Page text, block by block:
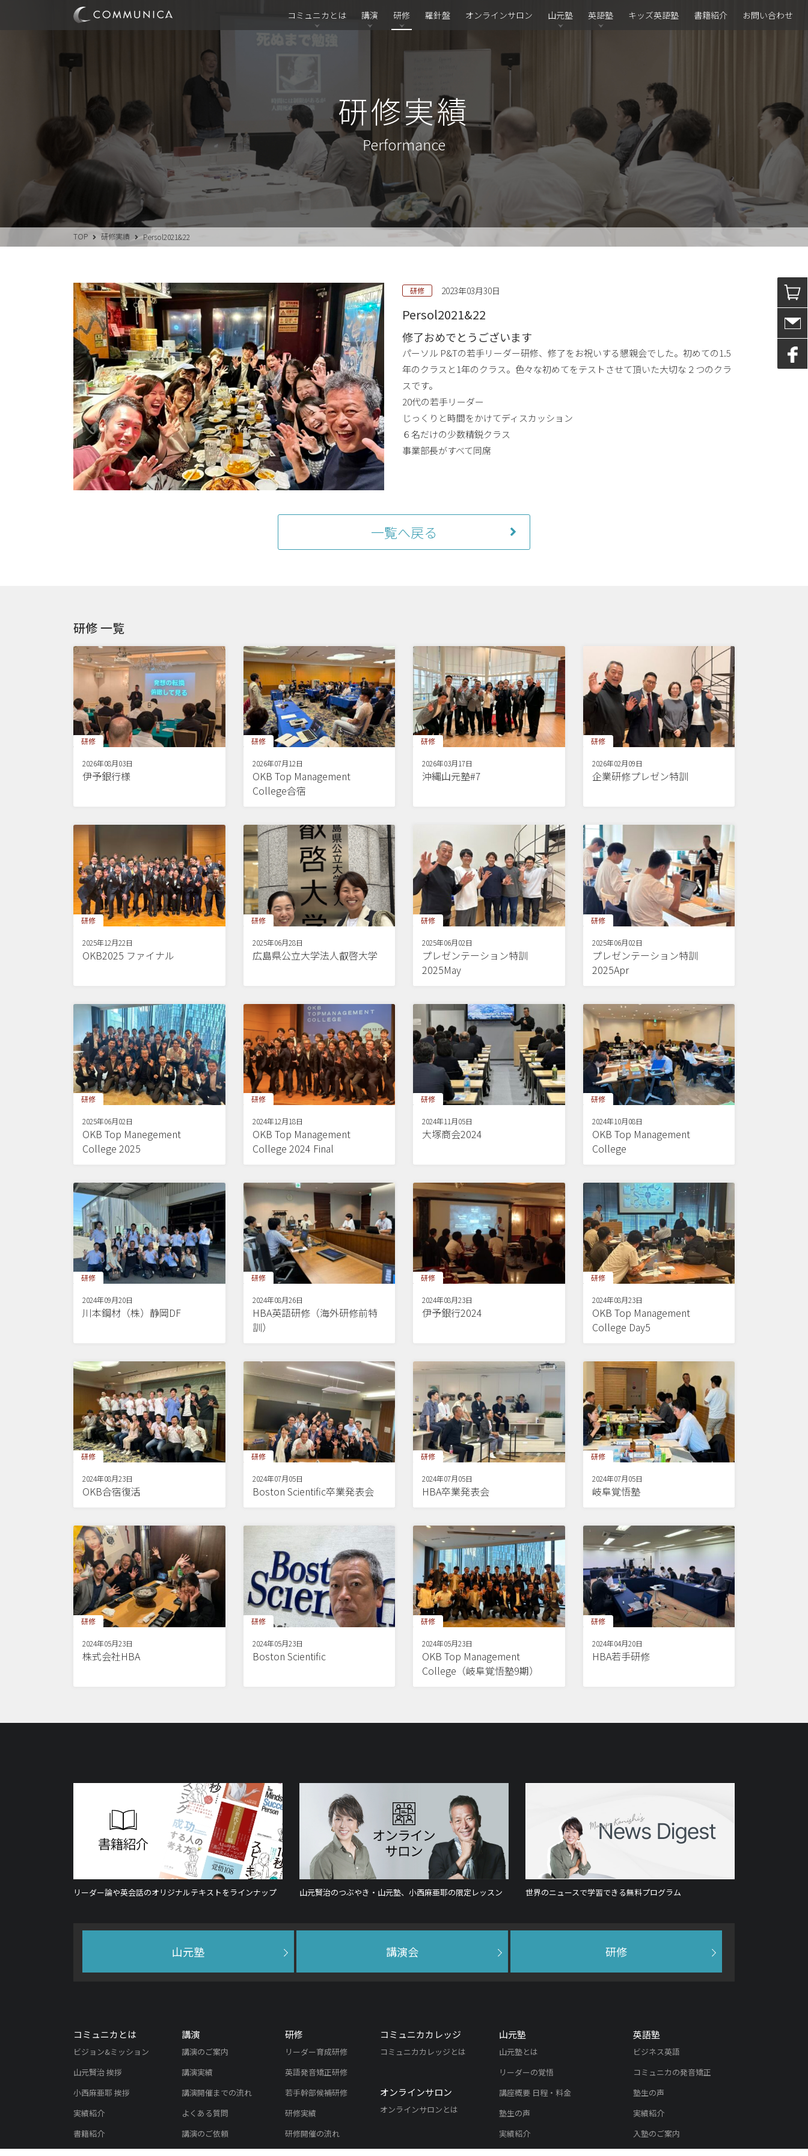
コミュニカとは 講演 研修 羅針盤 オンラインサロン 山元塾 英語塾 キッズ英語塾 書籍紹介 お問い合わせ
研修実績
Performance
TOP 研修実績 Persol2021&22
研修 2023年03月30日
Persol2021&22
修了おめでとうございます
パーソル P&Tの若手リーダー研修、修了をお祝いする懇親会でした。初めての1.5
年のクラスと1年のクラス。色々な初めてをテストさせて頂いた大切な２つのクラ
スです。
20代の若手リーダー
じっくりと時間をかけてディスカッション
６名だけの少数精鋭クラス
事業部長がすべて同席
一覧へ戻る
研修 一覧
研修
2026年08月03日
伊予銀行様
研修
2026年07月12日
OKB Top Management
College合宿
研修
2026年03月17日
沖縄山元塾#7
研修
2026年02月09日
企業研修プレゼン特訓
研修
2025年12月22日
OKB2025 ファイナル
研修
2025年06月28日
広島県公立大学法人叡啓大学
研修
2025年06月02日
プレゼンテーション特訓
2025May
研修
2025年06月02日
プレゼンテーション特訓
2025Apr
研修
2025年06月02日
OKB Top Manegement
College 2025
研修
2024年12月18日
OKB Top Management
College 2024 Final
研修
2024年11月05日
大塚商会2024
研修
2024年10月08日
OKB Top Management
College
研修
2024年09月20日
川本鋼材（株）静岡DF
研修
2024年08月26日
HBA英語研修（海外研修前特
訓）
研修
2024年08月23日
伊予銀行2024
研修
2024年08月23日
OKB Top Management
College Day5
研修
2024年08月23日
OKB合宿復活
研修
2024年07月05日
Boston Scientific卒業発表会
研修
2024年07月05日
HBA卒業発表会
研修
2024年07月05日
岐阜覚悟塾
研修
2024年05月23日
株式会社HBA
研修
2024年05月23日
Boston Scientific
研修
2024年05月23日
OKB Top Management
College（岐阜覚悟塾9期）
研修
2024年04月20日
HBA若手研修
リーダー論や英会話のオリジナルテキストをラインナップ 山元賢治のつぶやき・山元塾、小西麻亜耶の限定レッスン 世界のニュースで学習できる無料プログラム
山元塾 講演会 研修
コミュニカとは
ビジョン&ミッション
山元賢治 挨拶
小西麻亜耶 挨拶
実績紹介
書籍紹介
講演
講演のご案内
講演実績
講演開催までの流れ
よくある質問
講演のご依頼
研修
リーダー育成研修
英語発音矯正研修
若手幹部候補研修
研修実績
研修開催の流れ
コミュニカカレッジ
コミュニカカレッジとは
オンラインサロン
オンラインサロンとは
山元塾
山元塾とは
リーダーの覚悟
講座概要 日程・料金
塾生の声
実績紹介
英語塾
ビジネス英語
コミュニカの発音矯正
塾生の声
実績紹介
入塾のご案内